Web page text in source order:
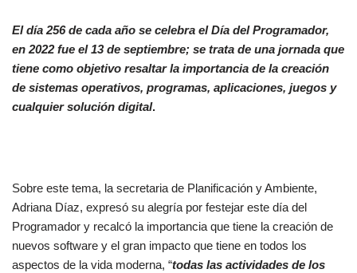
El día 256 de cada año se celebra el Día del Programador,
en 2022 fue el 13 de septiembre; se trata de una jornada que
tiene como objetivo resaltar la importancia de la creación
de sistemas operativos, programas, aplicaciones, juegos y
cualquier solución digital.
Sobre este tema, la secretaria de Planificación y Ambiente,
Adriana Díaz, expresó su alegría por festejar este día del
Programador y recalcó la importancia que tiene la creación de
nuevos software y el gran impacto que tiene en todos los
aspectos de la vida moderna, “todas las actividades de los